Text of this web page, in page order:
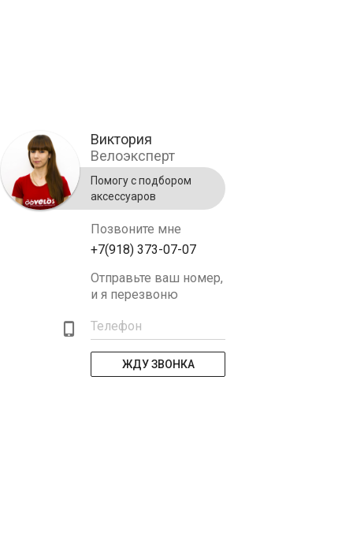
Виктория
Велоэксперт
Помогу с подбором
аксессуаров
Позвоните мне
+7(918) 373-07-07
Отправьте ваш номер,
и я перезвоню
Телефон
ЖДУ ЗВОНКА